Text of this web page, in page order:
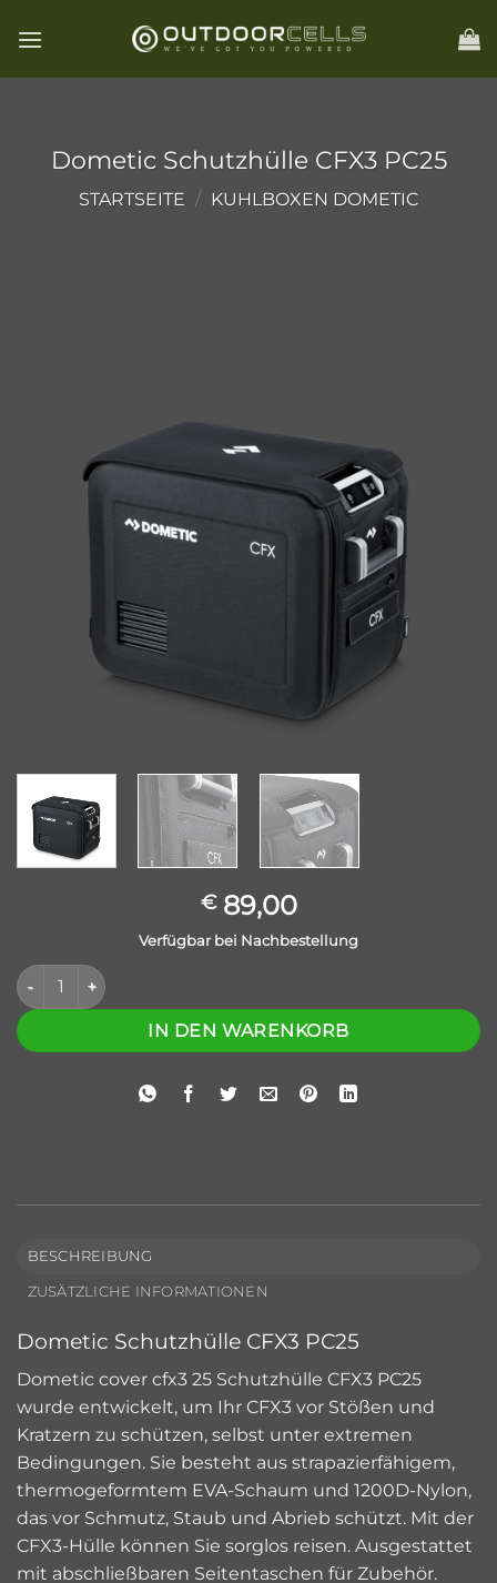
Inhalt
Dometic Schutzhülle CFX3 PC25
STARTSEITE / KUHLBOXEN DOMETIC
€89,00
Verfügbar bei Nachbestellung
Dometic Cover CFX3 PC25 Menge
IN DEN WARENKORB
BESCHREIBUNG
ZUSÄTZLICHE INFORMATIONEN
Dometic Schutzhülle CFX3 PC25
Dometic cover cfx3 25 Schutzhülle CFX3 PC25
wurde entwickelt, um Ihr CFX3 vor Stößen und
Kratzern zu schützen, selbst unter extremen
Bedingungen. Sie besteht aus strapazierfähigem,
thermogeformtem EVA-Schaum und 1200D-Nylon,
das vor Schmutz, Staub und Abrieb schützt. Mit der
CFX3-Hülle können Sie sorglos reisen. Ausgestattet
mit abschließbaren Seitentaschen für Zubehör.